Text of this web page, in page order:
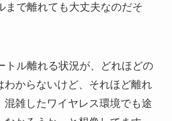
まで離れても大丈夫なのだそ
トル離れる状況が、どれほどの
わからないけど、それほど離れ
混雑したワイヤレス環境でも途